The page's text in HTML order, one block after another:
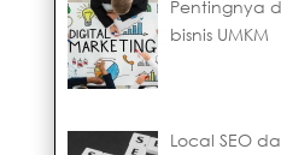
Pentingnya
bisnis UMKM
Local SEO